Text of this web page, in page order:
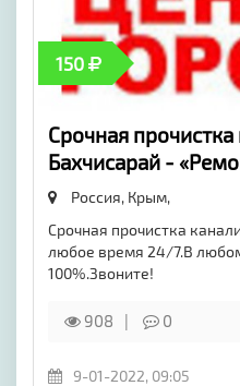
150
Срочная
Бахчисарай -
Россия, Крым,
Срочная прочистка
любое время 24/7.В
100%.Звоните!
908 0
9-01-2022, 09:05